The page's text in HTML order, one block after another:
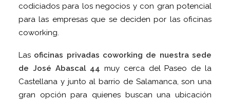
codiciados para los negocios y con gran potencial
para las empresas que se deciden por las oficinas
coworking.
Las oficinas privadas coworking de nuestra sede
de José Abascal 44 muy cerca del Paseo de la
Castellana y junto al barrio de Salamanca, son una
gran opción para quienes buscan una ubicación